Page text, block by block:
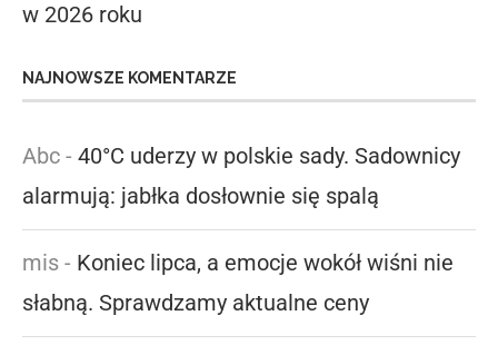
w 2026 roku
NAJNOWSZE KOMENTARZE
Abc - 40°C uderzy w polskie sady. Sadownicy
alarmują: jabłka dosłownie się spalą
mis - Koniec lipca, a emocje wokół wiśni nie
słabną. Sprawdzamy aktualne ceny